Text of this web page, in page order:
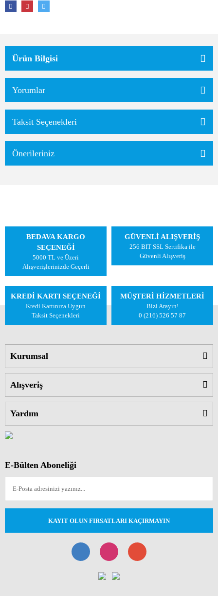
Ürün Bilgisi
Yorumlar
Taksit Seçenekleri
Önerileriniz
BEDAVA KARGO
SEÇENEĞİ
5000 TL ve Üzeri
Alışverişlerinizde Geçerli
GÜVENLİ ALIŞVERİŞ
256 BIT SSL Sertifika ile
Güvenli Alışveriş
KREDİ KARTI SEÇENEĞİ
Kredi Kartınıza Uygun
Taksit Seçenekleri
MÜŞTERİ HİZMETLERİ
Bizi Arayın!
0 (216) 526 57 87
Kurumsal
Alışveriş
Yardım
E-Bülten Aboneliği
KAYIT OLUN FIRSATLARI KAÇIRMAYIN